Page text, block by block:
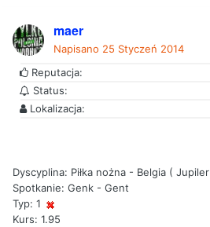
maer
Napisano 25 Styczeń 2014
Reputacja:
Status:
Lokalizacja:
Dyscyplina: Piłka nożna - Belgia (
Spotkanie: Genk - Gent
Typ: 1
Kurs: 1.95